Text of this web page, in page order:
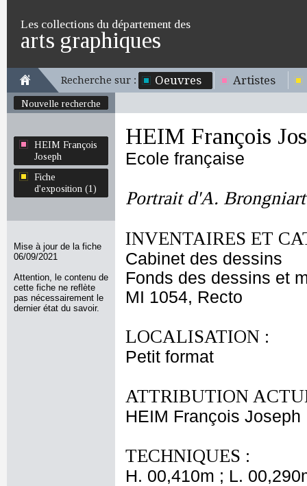
Les collections du département des
arts graphiques
Recherche sur : Oeuvres Artistes
Nouvelle recherche
HEIM François
Joseph
Fiche
d'exposition (1)
Mise à jour de la fiche
06/09/2021
Attention, le contenu de
cette fiche ne reflète
pas nécessairement le
dernier état du savoir.
HEIM François
Ecole française
Portrait d'A.
INVENTAIRES ET
Cabinet des dessins
Fonds des dessins et
MI 1054, Recto
LOCALISATION :
Petit format
ATTRIBUTION
HEIM François Joseph
TECHNIQUES :
H. 00,410m ; L.